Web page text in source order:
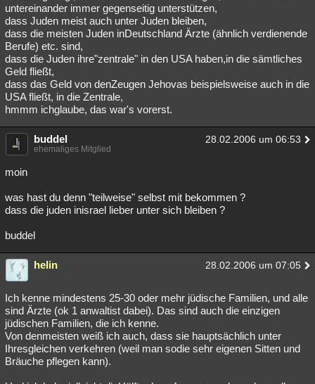
untereinander immer gegenseitig unterstützen,
dass Juden meist auch unter Juden bleiben,
dass die meisten Juden inDeutschland Ärzte (ähnlich verdienende
Berufe) etc. sind,
dass die Juden ihre"zentrale" in den USA haben,in die sämtliches
Geld fließt,
dass das Geld von denZeugen Jehovas beispielsweise auch in die
USA fließt, in die Zentrale,
hmmm ichglaube, das war's vorerst.
buddel 28.02.2006 um 06:53
ehemaliges Mitglied
moin
was hast du denn "teilweise" selbst mit bekommen ?
dass die juden inisrael lieber unter sich bleiben ?
buddel
helin 28.02.2006 um 07:05
Ich kenne mindestens 25-30 oder mehr jüdische Familien, und alle
sind Ärzte (ok 1 anwaltist dabei). Das sind auch die einzigen
jüdischen Familien, die ich kenne.
Von denmeisten weiß ich auch, dass sie hauptsächlich unter
Ihresgleichen verkehren (weil man sodie sehr eigenen Sitten und
Bräuche pflegen kann).